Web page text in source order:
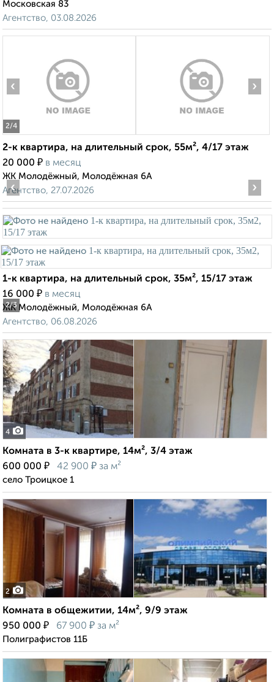
Московская 83
Агентство, 03.08.2026
2/4
‹ ›
2-к квартира, на длительный срок, 55м², 4/17 этаж
20 000 ₽ в месяц
ЖК Молодёжный, Молодёжная 6А
Агентство, 27.07.2026
2/3
‹ ›
1-к квартира, на длительный срок, 35м², 15/17 этаж
16 000 ₽ в месяц
ЖК Молодёжный, Молодёжная 6А
Агентство, 06.08.2026
4
Комната в 3-к квартире, 14м², 3/4 этаж
600 000 ₽ 42 900 ₽ за м²
село Троицкое 1
2
Комната в общежитии, 14м², 9/9 этаж
950 000 ₽ 67 900 ₽ за м²
Полиграфистов 11Б